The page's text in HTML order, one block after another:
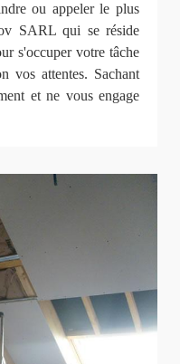
ou appeler le plus
SARL qui se réside
s'occuper votre tâche
vos attentes. Sachant
et ne vous engage